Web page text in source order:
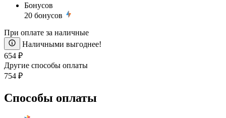
Бонусов
20 бонусов
При оплате за наличные
Наличными выгоднее!
654 ₽
Другие способы оплаты
754 ₽
Способы оплаты